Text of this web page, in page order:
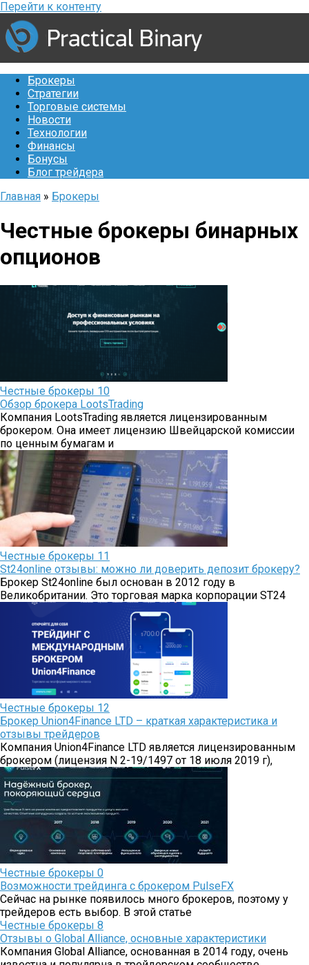
Перейти к контенту
Брокеры
Стратегии
Торговые системы
Новости
Технологии
Финансы
Бонусы
Блог трейдера
Главная » Брокеры
Честные брокеры бинарных
опционов
Честные брокеры 10
Обзор брокера LootsTrading
Компания LootsTrading является лицензированным
брокером. Она имеет лицензию Швейцарской комиссии
по ценным бумагам и
Честные брокеры 11
St24online отзывы: можно ли доверить депозит брокеру?
Брокер St24online был основан в 2012 году в
Великобритании. Это торговая марка корпорации ST24
Честные брокеры 12
Брокер Union4Finance LTD – краткая характеристика и
отзывы трейдеров
Компания Union4Finance LTD является лицензированным
брокером (лицензия N 2-19/1497 от 18 июля 2019 г),
Честные брокеры 0
Возможности трейдинга с брокером PulseFX
Сейчас на рынке появилось много брокеров, поэтому у
трейдеров есть выбор. В этой статье
Честные брокеры 8
Отзывы о Global Alliance, основные характеристики
Компания Global Alliance, основанная в 2014 году, очень